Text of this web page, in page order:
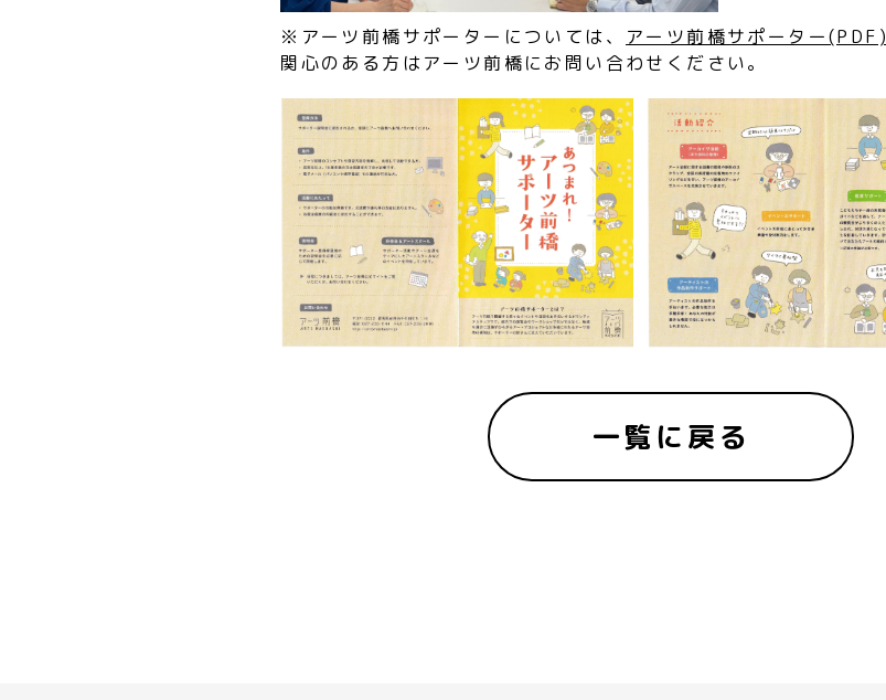
※アーツ前橋サポーターについては、 アーツ前橋サポーター(PDF)
関心のある方はアーツ前橋にお問い合わせください。
一覧に戻る